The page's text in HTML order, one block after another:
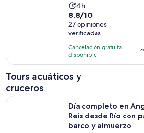
La
actividad
dura
4
horas
4 h
8.8
de
10
con
27
opiniones
8.8/10
27 opiniones
verificadas
Cancelación gratuita
disponible
Tours acuáticos y
cruceros
Día completo en
Reis desde Río con
barco y almuerzo
Día completo en Angra dos Reis